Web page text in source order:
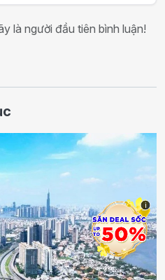
là người đầu tiên bình luận!
i